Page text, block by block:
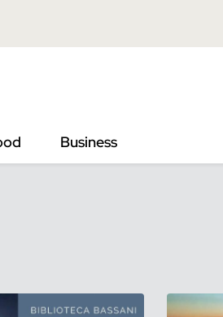
Business